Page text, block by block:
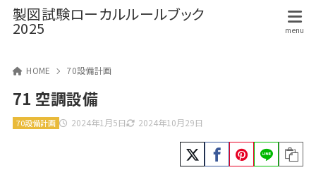
製図試験ローカルルールブック
2025
HOME 70設備計画
71 空調設備
2024年1月5日 2024年10月29日
70設備計画